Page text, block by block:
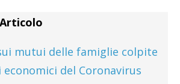
mutui delle famiglie colpite
del Coronavirus